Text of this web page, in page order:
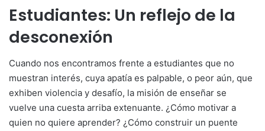
Estudiantes: Un reflejo de la
desconexión
Cuando nos encontramos frente a estudiantes que no
muestran interés, cuya apatía es palpable, o peor aún, que
exhiben violencia y desafío, la misión de enseñar se
vuelve una cuesta arriba extenuante. ¿Cómo motivar a
quien no quiere aprender? ¿Cómo construir un puente